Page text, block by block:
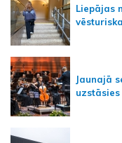
Liepājas
Jaunajā